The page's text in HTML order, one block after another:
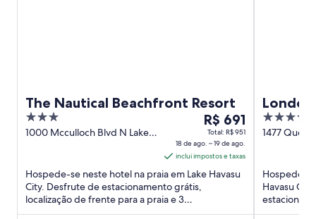
The Nautical Beachfront Resort
3
out
1000 Mcculloch Blvd N Lake
O
preço
é
de
R$ 691
R$ 691
Total: R$ 951
18 de ago. – 19 de ago.
inclui impostos e taxas
Hospede-se neste hotel na praia em Lake Havasu
City. Desfrute de estacionamento grátis,
localização de frente para a praia e 3
bares/lounges. Nossos hóspedes ...
3.5
out
1477
Hospede-
Havasu
suas